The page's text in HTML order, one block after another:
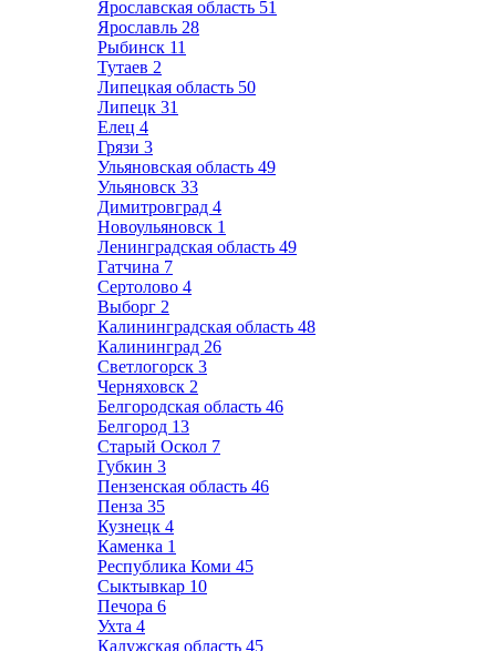
Ярославская область 51
Ярославль 28
Рыбинск 11
Тутаев 2
Липецкая область 50
Липецк 31
Елец 4
Грязи 3
Ульяновская область 49
Ульяновск 33
Димитровград 4
Новоульяновск 1
Ленинградская область 49
Гатчина 7
Сертолово 4
Выборг 2
Калининградская область 48
Калининград 26
Светлогорск 3
Черняховск 2
Белгородская область 46
Белгород 13
Старый Оскол 7
Губкин 3
Пензенская область 46
Пенза 35
Кузнецк 4
Каменка 1
Республика Коми 45
Сыктывкар 10
Печора 6
Ухта 4
Калужская область 45